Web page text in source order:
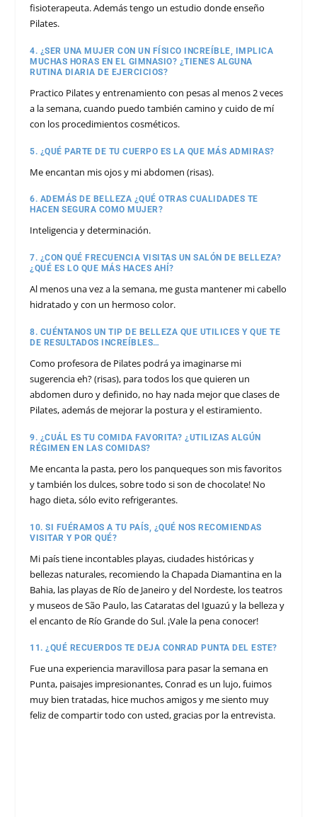
fisioterapeuta. Además tengo un estudio donde enseño
Pilates.
4. ¿SER UNA MUJER CON UN FÍSICO INCREÍBLE, IMPLICA
MUCHAS HORAS EN EL GIMNASIO? ¿TIENES ALGUNA
RUTINA DIARIA DE EJERCICIOS?
Practico Pilates y entrenamiento con pesas al menos 2 veces
a la semana, cuando puedo también camino y cuido de mí
con los procedimientos cosméticos.
5. ¿QUÉ PARTE DE TU CUERPO ES LA QUE MÁS ADMIRAS?
Me encantan mis ojos y mi abdomen (risas).
6. ADEMÁS DE BELLEZA ¿QUÉ OTRAS CUALIDADES TE
HACEN SEGURA COMO MUJER?
Inteligencia y determinación.
7. ¿CON QUÉ FRECUENCIA VISITAS UN SALÓN DE BELLEZA?
¿QUÉ ES LO QUE MÁS HACES AHÍ?
Al menos una vez a la semana, me gusta mantener mi cabello
hidratado y con un hermoso color.
8. CUÉNTANOS UN TIP DE BELLEZA QUE UTILICES Y QUE TE
DE RESULTADOS INCREÍBLES…
Como profesora de Pilates podrá ya imaginarse mi
sugerencia eh? (risas), para todos los que quieren un
abdomen duro y definido, no hay nada mejor que clases de
Pilates, además de mejorar la postura y el estiramiento.
9. ¿CUÁL ES TU COMIDA FAVORITA? ¿UTILIZAS ALGÚN
RÉGIMEN EN LAS COMIDAS?
Me encanta la pasta, pero los panqueques son mis favoritos
y también los dulces, sobre todo si son de chocolate! No
hago dieta, sólo evito refrigerantes.
10. SI FUÉRAMOS A TU PAÍS, ¿QUÉ NOS RECOMIENDAS
VISITAR Y POR QUÉ?
Mi país tiene incontables playas, ciudades históricas y
bellezas naturales, recomiendo la Chapada Diamantina en la
Bahia, las playas de Río de Janeiro y del Nordeste, los teatros
y museos de São Paulo, las Cataratas del Iguazú y la belleza y
el encanto de Río Grande do Sul. ¡Vale la pena conocer!
11. ¿QUÉ RECUERDOS TE DEJA CONRAD PUNTA DEL ESTE?
Fue una experiencia maravillosa para pasar la semana en
Punta, paisajes impresionantes, Conrad es un lujo, fuimos
muy bien tratadas, hice muchos amigos y me siento muy
feliz de compartir todo con usted, gracias por la entrevista.